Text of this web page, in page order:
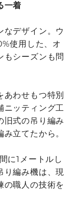
一着
なデザイン。ウ
使用した、オ
もシーズンも問
あわせもつ特別
ニッティング工
旧式の吊り編み
立てたから。
に1メートルし
り編み機は、現
の職人の技術を